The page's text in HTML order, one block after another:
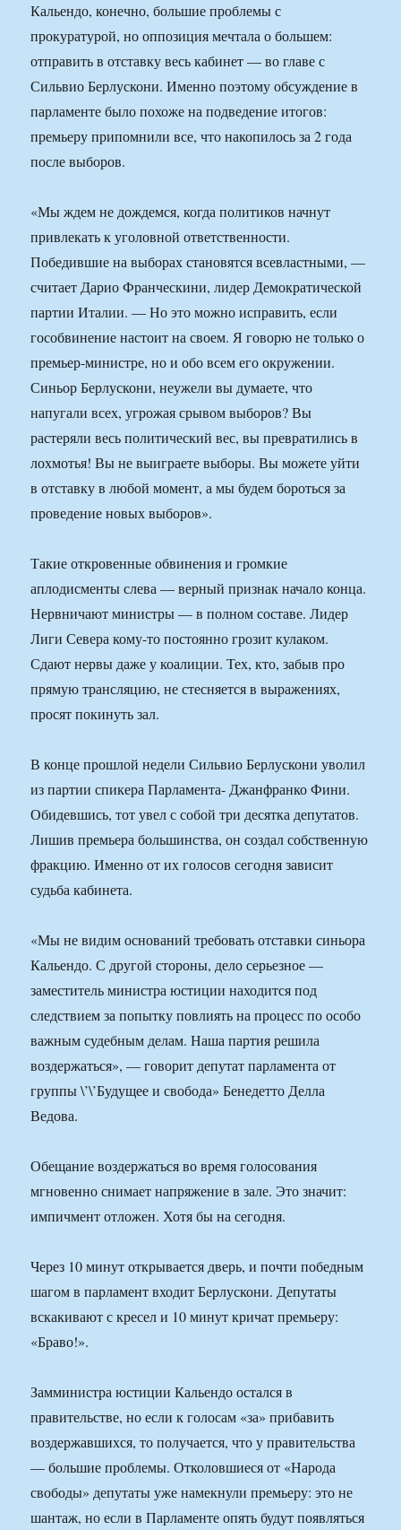
Кальендо, конечно, большие проблемы с
прокуратурой, но оппозиция мечтала о большем:
отправить в отставку весь кабинет — во главе с
Сильвио Берлускони. Именно поэтому обсуждение в
парламенте было похоже на подведение итогов:
премьеру припомнили все, что накопилось за 2 года
после выборов.
«Мы ждем не дождемся, когда политиков начнут
привлекать к уголовной ответственности.
Победившие на выборах становятся всевластными, —
считает Дарио Франческини, лидер Демократической
партии Италии. — Но это можно исправить, если
гособвинение настоит на своем. Я говорю не только о
премьер-министре, но и обо всем его окружении.
Синьор Берлускони, неужели вы думаете, что
напугали всех, угрожая срывом выборов? Вы
растеряли весь политический вес, вы превратились в
лохмотья! Вы не выиграете выборы. Вы можете уйти
в отставку в любой момент, а мы будем бороться за
проведение новых выборов».
Такие откровенные обвинения и громкие
аплодисменты слева — верный признак начало конца.
Нервничают министры — в полном составе. Лидер
Лиги Севера кому-то постоянно грозит кулаком.
Сдают нервы даже у коалиции. Тех, кто, забыв про
прямую трансляцию, не стесняется в выражениях,
просят покинуть зал.
В конце прошлой недели Сильвио Берлускони уволил
из партии спикера Парламента- Джанфранко Фини.
Обидевшись, тот увел с собой три десятка депутатов.
Лишив премьера большинства, он создал собственную
фракцию. Именно от их голосов сегодня зависит
судьба кабинета.
«Мы не видим оснований требовать отставки синьора
Кальендо. С другой стороны, дело серьезное —
заместитель министра юстиции находится под
следствием за попытку повлиять на процесс по особо
важным судебным делам. Наша партия решила
воздержаться», — говорит депутат парламента от
группы \’\’Будущее и свобода» Бенедетто Делла
Ведова.
Обещание воздержаться во время голосования
мгновенно снимает напряжение в зале. Это значит:
импичмент отложен. Хотя бы на сегодня.
Через 10 минут открывается дверь, и почти победным
шагом в парламент входит Берлускони. Депутаты
вскакивают с кресел и 10 минут кричат премьеру:
«Браво!».
Замминистра юстиции Кальендо остался в
правительстве, но если к голосам «за» прибавить
воздержавшихся, то получается, что у правительства
— большие проблемы. Отколовшиеся от «Народа
свободы» депутаты уже намекнули премьеру: это не
шантаж, но если в Парламенте опять будут появляться